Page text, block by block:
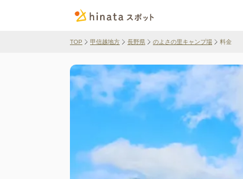
TOP 甲信越地方 長野県 のよさの里キャンプ場 料金